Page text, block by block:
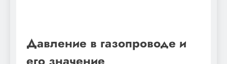
Давление в газопроводе и